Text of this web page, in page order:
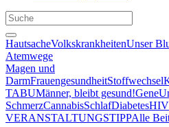
HautsacheVolkskrankheitenUnser
Atemwege
Magen und
DarmFrauengesundheitStoffwechsel
TABUMänner, bleibt gesund!Gene
SchmerzCannabisSchlafDiabetesHIV
VERANSTALTUNGSTIPPAlle